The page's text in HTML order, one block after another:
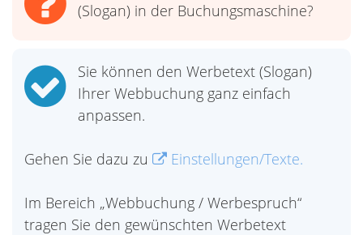
(Slogan) in der Buchungsmaschine?
Sie können den Werbetext (Slogan)
Ihrer Webbuchung ganz einfach
anpassen.
Gehen Sie dazu zu Einstellungen/Texte.
Im Bereich „Webbuchung / Werbespruch“
tragen Sie den gewünschten Werbetext